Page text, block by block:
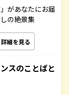
があなたにお届
の絶景集
詳細を見る
スのことばと